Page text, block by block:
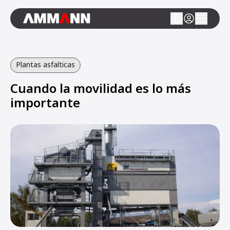
Plantas asfalticas
Cuando la movilidad es lo más
importante